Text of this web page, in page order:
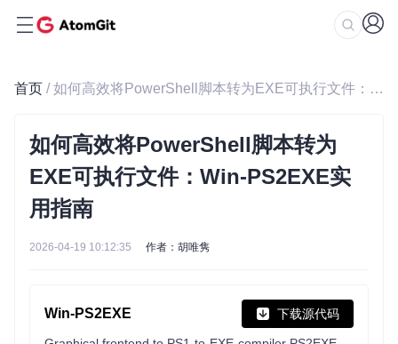
首页 / 如何高效将PowerShell脚本转为EXE可执行文件：Win-PS2EXE实用指南
如何高效将PowerShell脚本转为
EXE可执行文件：Win-PS2EXE实
用指南
2026-04-19 10:12:35 作者：胡唯隽
Win-PS2EXE 下载源代码